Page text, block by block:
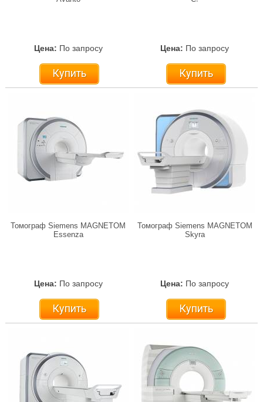
Цена: По запросу
Купить
Цена: По запросу
Купить
Томограф Siemens MAGNETOM
Essenza
Цена: По запросу
Купить
Томограф Siemens MAGNETOM
Skyra
Цена: По запросу
Купить